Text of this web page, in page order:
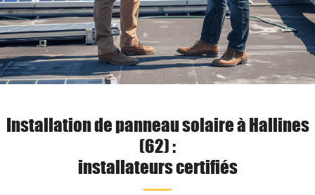
Installation de panneau solaire à Hallines
(62) :
installateurs certifiés